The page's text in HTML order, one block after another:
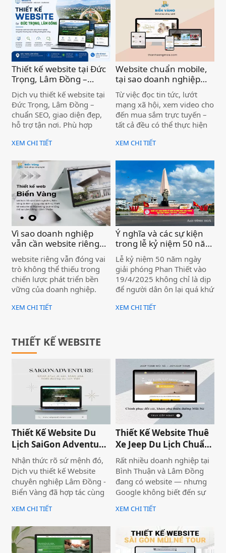
Thiết kế website tại Đức
Trọng, Lâm Đồng –
Chuẩn SEO, Chuyên
nghiệp )
Dịch vụ thiết kế website tại
Đức Trọng, Lâm Đồng –
chuẩn SEO, giao diện đẹp,
hỗ trợ tận nơi. Phù hợp
tour du lịch khu vực.
XEM CHI TIẾT
Website chuẩn mobile,
tại sao doanh nghiệp
cần quan tâm? Dịch vụ
thiết kế website chuyên
nghiệp )
Từ việc đọc tin tức, lướt
mạng xã hội, xem video cho
đến mua sắm trực tuyến –
tất cả đều có thể thực hiện
nhỏ gọn.
XEM CHI TIẾT
Vì sao doanh nghiệp
vẫn cần website riêng
dù đã có Facebook, Zalo
)
website riêng vẫn đóng vai
trò không thể thiếu trong
chiến lược phát triển bền
vững của doanh nghiệp.
XEM CHI TIẾT
Ý nghĩa và các sự kiện
trong lễ kỷ niệm 50 năm
ngày giải phóng Phan
Thiết (19/4/2025) )
Lễ kỷ niệm 50 năm ngày
giải phóng Phan Thiết vào
19/4/2025 không chỉ là dịp
để người dân ôn lại quá khứ
để khẳng định những thành
biết ơn đối với các anh
hùng, liệt sĩ đã hy sinh vì
hòa bình và độc lập dân tộc.
XEM CHI TIẾT
THIẾT KẾ WEBSITE
Thiết Kế Website Du
Lịch SaiGon Adventure
- Top tour Saigon
Nhận thức rõ sứ mệnh đó,
Dịch vụ thiết kế Website
chuyên nghiệp Lâm Đồng -
Biển Vàng đã hợp tác cùng
thương hiệu SaiGon
Adventure để triển khai dự
án thiết kế website du lịch
cao cấp tại địa chỉ
saigonadventure.com. Dự
XEM CHI TIẾT
Thiết Kế Website Thuê
Xe Jeep Du Lịch Chuẩn
SEO 2026 | JoyJeep
Rất nhiều doanh nghiệp tại
Bình Thuận và Lâm Đồng
đang có website — nhưng
Google không biết đến sự
tồn tại của họ. Không có
khách từ tìm kiếm tự nhiên,
dung đều trở nên vô nghĩa.
Vấn đề không nằm ở nội
XEM CHI TIẾT